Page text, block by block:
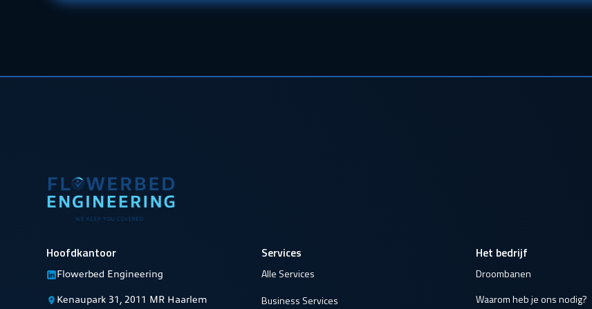
Hoofdkantoor
Flowerbed Engineering
Kenaupark 31, 2011 MR Haarlem
Services
Alle Services
Business Services
Het bedrijf
Droombanen
Waarom heb je ons nodig?